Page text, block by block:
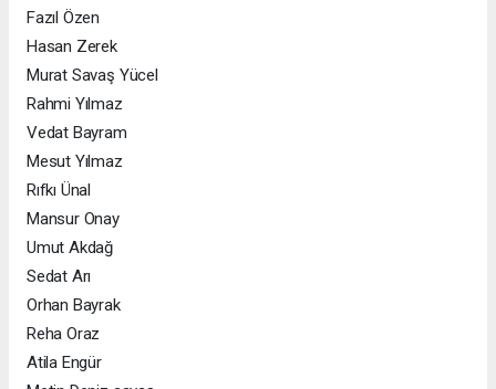
Fazıl Özen
Hasan Zerek
Murat Savaş Yücel
Rahmi Yılmaz
Vedat Bayram
Mesut Yılmaz
Rıfkı Ünal
Mansur Onay
Umut Akdağ
Sedat Arı
Orhan Bayrak
Reha Oraz
Atila Engür